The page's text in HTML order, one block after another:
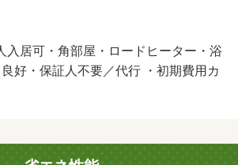
ん。わざわざ何社も足を運ばなくて
フットワークが軽いスタッフが皆様の
ちしております。／バストイレ別／バ
／ガスコンロ対応／クロゼット／フロ
キッチン／追焚機能浴室／角住戸／温
入居可・角部屋・ロードヒーター・浴
好・保証人不要／代行 ・初期費用カ